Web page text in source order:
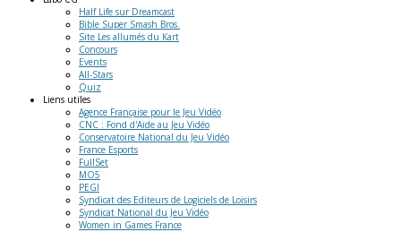
Half Life sur Dreamcast
Bible Super Smash Bros.
Site Les allumés du Kart
Concours
Events
All-Stars
Quiz
Liens utiles
Agence Française pour le Jeu Vidéo
CNC : Fond d'Aide au Jeu Vidéo
Conservatoire National du Jeu Vidéo
France Esports
FullSet
MO5
PEGI
Syndicat des Editeurs de Logiciels de Loisirs
Syndicat National du Jeu Vidéo
Women in Games France